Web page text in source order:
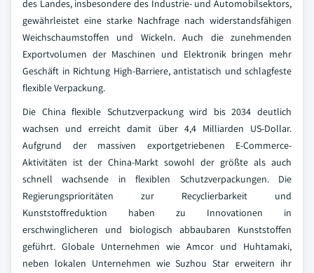
des Landes, insbesondere des Industrie- und Automobilsektors,
gewährleistet eine starke Nachfrage nach widerstandsfähigen
Weichschaumstoffen und Wickeln. Auch die zunehmenden
Exportvolumen der Maschinen und Elektronik bringen mehr
Geschäft in Richtung High-Barriere, antistatisch und schlagfeste
flexible Verpackung.
Die China flexible Schutzverpackung wird bis 2034 deutlich
wachsen und erreicht damit über 4,4 Milliarden US-Dollar.
Aufgrund der massiven exportgetriebenen E-Commerce-
Aktivitäten ist der China-Markt sowohl der größte als auch
schnell wachsende in flexiblen Schutzverpackungen. Die
Regierungsprioritäten zur Recyclierbarkeit und
Kunststoffreduktion haben zu Innovationen in
erschwinglicheren und biologisch abbaubaren Kunststoffen
geführt. Globale Unternehmen wie Amcor und Huhtamaki,
neben lokalen Unternehmen wie Suzhou Star erweitern ihr